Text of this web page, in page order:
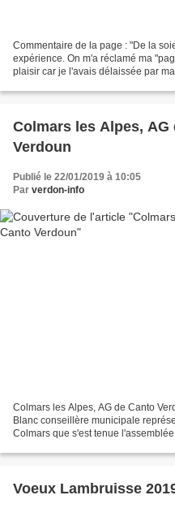
Commentaire de la page : "De la
expérience. On m'a réclamé ma
plaisir car je l'avais délaissée par
Colmars les Alpes, AG
Verdoun
Publié le 22/01/2019 à 10:05
Par verdon-info
Colmars les Alpes, AG de Canto
Blanc conseillère municipale
Colmars que s'est tenue
Voeux Lambruisse